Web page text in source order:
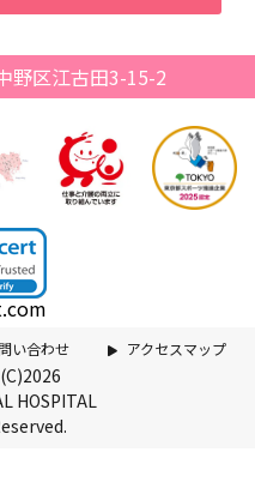
野区江古田3-15-2
い合わせ アクセスマップ
HOSPITAL